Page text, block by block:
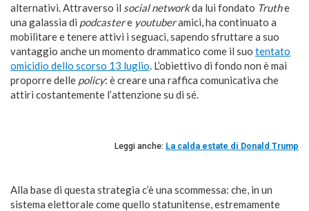
alternativi. Attraverso il social networkda lui fondato Truthe
una galassia di podcastere youtuberamici, ha continuato a
mobilitare e tenere attivi i seguaci, sapendo sfruttare a suo
vantaggio anche un momento drammatico come il suo tentato
omicidio dello scorso 13 luglio. L’obiettivo di fondo non è mai
proporre delle policy: è creare una raffica comunicativa che
attiri costantemente l’attenzione su di sé.
Leggi anche: La calda estate di Donald Trump
Alla base di questa strategia c’è una scommessa: che, in un
sistema elettorale come quello statunitense, estremamente